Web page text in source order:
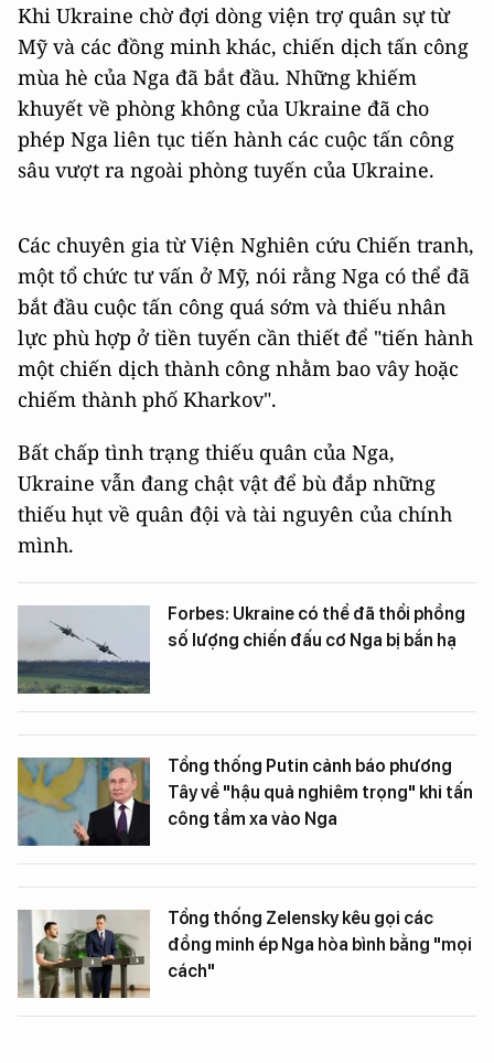
Khi Ukraine chờ đợi dòng viện trợ quân sự từ
Mỹ và các đồng minh khác, chiến dịch tấn công
mùa hè của Nga đã bắt đầu. Những khiếm
khuyết về phòng không của Ukraine đã cho
phép Nga liên tục tiến hành các cuộc tấn công
sâu vượt ra ngoài phòng tuyến của Ukraine.
Các chuyên gia từ Viện Nghiên cứu Chiến tranh,
một tổ chức tư vấn ở Mỹ, nói rằng Nga có thể đã
bắt đầu cuộc tấn công quá sớm và thiếu nhân
lực phù hợp ở tiền tuyến cần thiết để "tiến hành
một chiến dịch thành công nhằm bao vây hoặc
chiếm thành phố Kharkov".
Bất chấp tình trạng thiếu quân của Nga,
Ukraine vẫn đang chật vật để bù đắp những
thiếu hụt về quân đội và tài nguyên của chính
mình.
Forbes: Ukraine có thể đã thổi phồng
số lượng chiến đấu cơ Nga bị bắn hạ
Tổng thống Putin cảnh báo phương
Tây về "hậu quả nghiêm trọng" khi tấn
công tầm xa vào Nga
Tổng thống Zelensky kêu gọi các
đồng minh ép Nga hòa bình bằng "mọi
cách"